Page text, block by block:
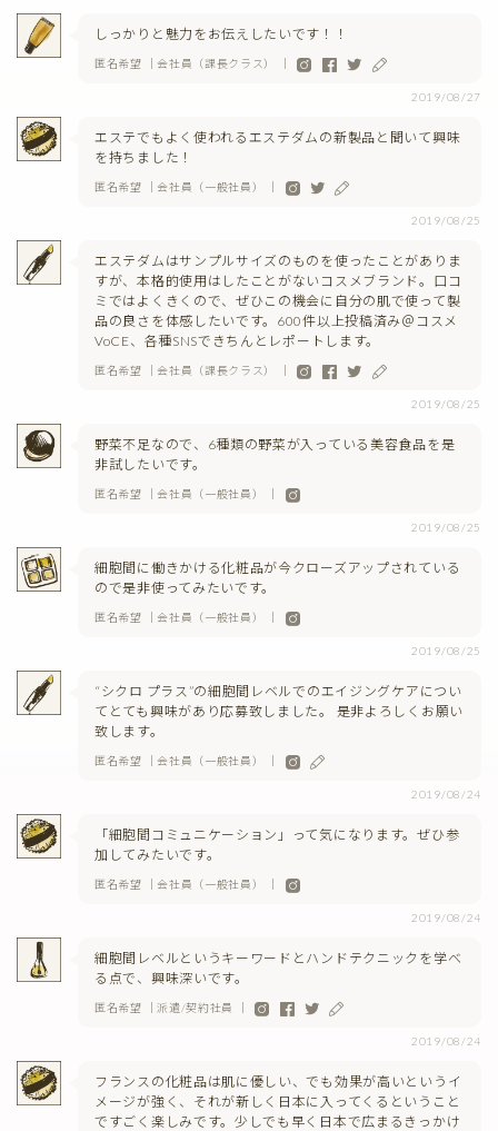
しっかりと魅力をお伝えしたいです！！
匿名希望 ｜会社員（課長クラス） ｜
2019/08/27
エステでもよく使われるエステダムの新製品と聞いて興味
を持ちました！
匿名希望 ｜会社員（一般社員） ｜
2019/08/25
エステダムはサンプルサイズのものを使ったことがありま
すが、本格的使用はしたことがないコスメブランド。口コ
ミではよくきくので、ぜひこの機会に自分の肌で使って製
品の良さを体感したいです。600件以上投稿済み＠コスメ
VoCE、各種SNSできちんとレポートします。
匿名希望 ｜会社員（課長クラス） ｜
2019/08/25
野菜不足なので、6種類の野菜が入っている美容食品を是
非試したいです。
匿名希望 ｜会社員（一般社員） ｜
2019/08/25
細胞間に働きかける化粧品が今クローズアップされている
ので是非使ってみたいです。
匿名希望 ｜会社員（一般社員） ｜
2019/08/25
“シクロ プラス”の細胞間レベルでのエイジングケアについ
てとても興味があり応募致しました。 是非よろしくお願い
致します。
匿名希望 ｜会社員（一般社員） ｜
2019/08/24
「細胞間コミュニケーション」って気になります。ぜひ参
加してみたいです。
匿名希望 ｜会社員（一般社員） ｜
2019/08/24
細胞間レベルというキーワードとハンドテクニックを学べ
る点で、興味深いです。
匿名希望 ｜派遣/契約社員 ｜
2019/08/24
フランスの化粧品は肌に優しい、でも効果が高いというイ
メージが強く、それが新しく日本に入ってくるということ
ですごく楽しみです。少しでも早く日本で広まるきっかけ